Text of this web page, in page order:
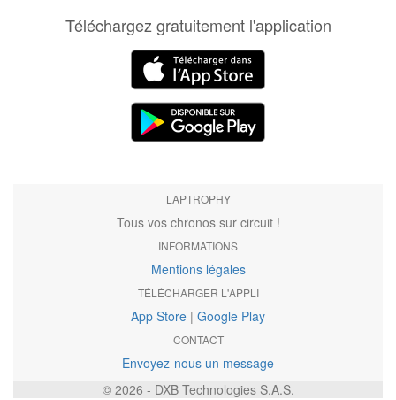
Téléchargez gratuitement l'application
LAPTROPHY
Tous vos chronos sur circuit !
INFORMATIONS
Mentions légales
TÉLÉCHARGER L'APPLI
App Store | Google Play
CONTACT
Envoyez-nous un message
© 2026 - DXB Technologies S.A.S.